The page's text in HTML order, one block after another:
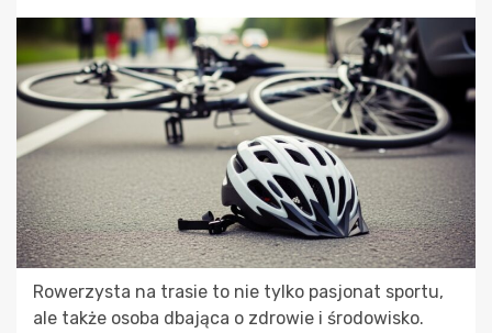
Rowerzysta na trasie to nie tylko pasjonat sportu,
ale także osoba dbająca o zdrowie i środowisko.